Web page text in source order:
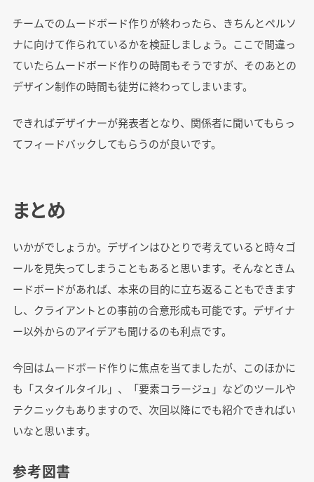
チームでのムードボード作りが終わったら、きちんとペルソ
ナに向けて作られているかを検証しましょう。ここで間違っ
ていたらムードボード作りの時間もそうですが、そのあとの
デザイン制作の時間も徒労に終わってしまいます。
できればデザイナーが発表者となり、関係者に聞いてもらっ
てフィードバックしてもらうのが良いです。
まとめ
いかがでしょうか。デザインはひとりで考えていると時々ゴ
ールを見失ってしまうこともあると思います。そんなときム
ードボードがあれば、本来の目的に立ち返ることもできます
し、クライアントとの事前の合意形成も可能です。デザイナ
ー以外からのアイデアも聞けるのも利点です。
今回はムードボード作りに焦点を当てましたが、このほかに
も「スタイルタイル」、「要素コラージュ」などのツールや
テクニックもありますので、次回以降にでも紹介できればい
いなと思います。
参考図書